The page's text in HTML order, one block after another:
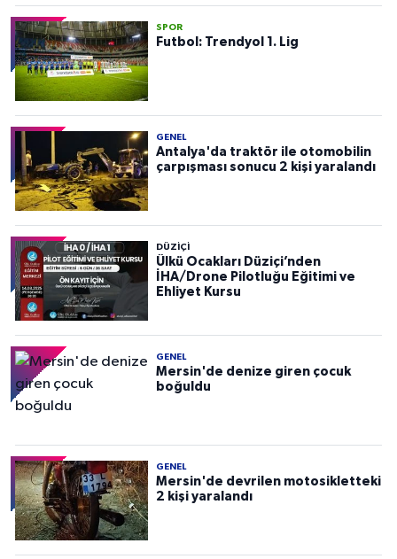
SPOR
Futbol: Trendyol 1. Lig
GENEL
Antalya'da traktör ile otomobilin
çarpışması sonucu 2 kişi yaralandı
DÜZIÇI
Ülkü Ocakları Düziçi’nden
İHA/Drone Pilotluğu Eğitimi ve
Ehliyet Kursu
GENEL
Mersin'de denize giren çocuk
boğuldu
GENEL
Mersin'de devrilen motosikletteki
2 kişi yaralandı